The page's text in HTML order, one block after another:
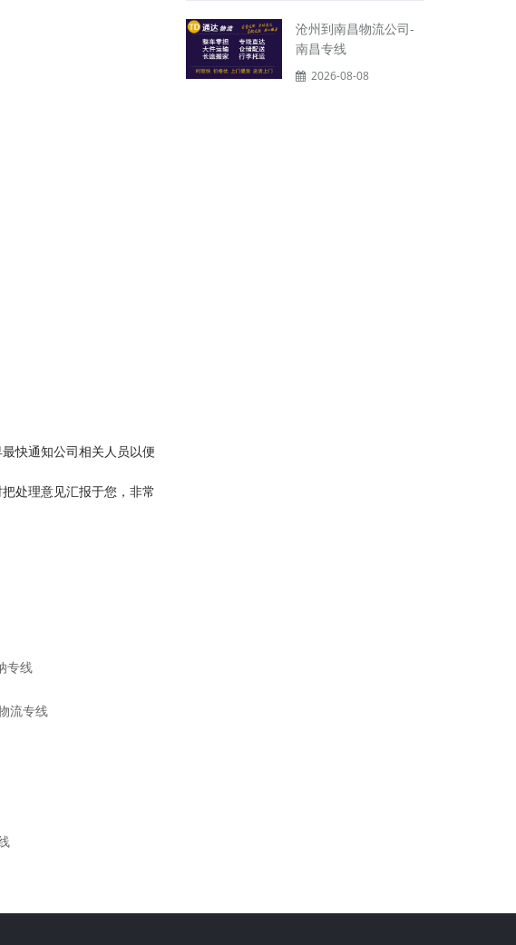
快通知公司相关人员以便
处理意见汇报于您，非常
专线
流专线
沧州到南昌物流公司-
南昌专线
2026-08-08